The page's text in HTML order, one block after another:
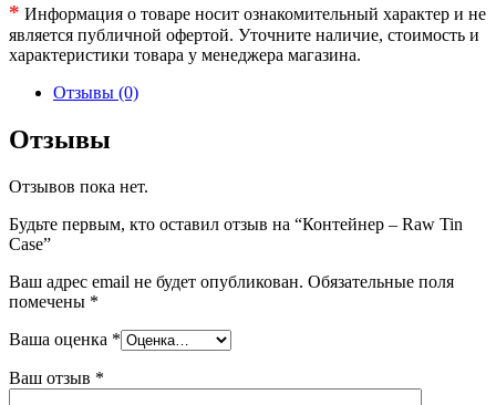
* Информация о товаре носит ознакомительный характер и не
является публичной офертой. Уточните наличие, стоимость и
характеристики товара у менеджера магазина.
Отзывы (0)
Отзывы
Отзывов пока нет.
Будьте первым, кто оставил отзыв на “Контейнер – Raw Tin
Case”
Ваш адрес email не будет опубликован. Обязательные поля
помечены *
Ваша оценка *
Ваш отзыв *